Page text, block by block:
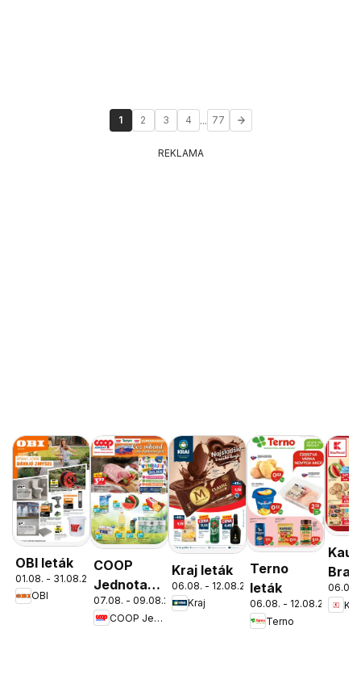
1 2 3 4 ... 77
REKLAMA
OBI leták
01.08. - 31.08.2026
OBI
COOP
Jednota
cez víkend
ešte
07.08. - 09.08.2026
COOP Jednota
Kraj leták
06.08. - 12.08.2026
Kraj
Terno
leták
06.08. - 12.08.2026
Terno
Nové
06.08.